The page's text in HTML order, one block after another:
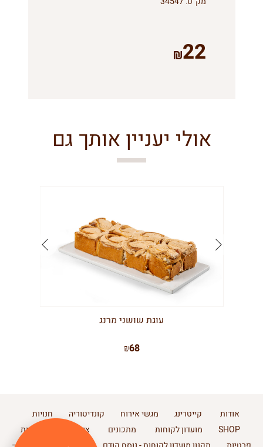
22
אולי יעניין אותך גם
עוגת שושני מרנג
₪68
אודות קייטרינג מגשי אירוח קונדיטוריה
חנויות
SHOP
מועדון לקוחות מתכונים צור קשר
מדיניות